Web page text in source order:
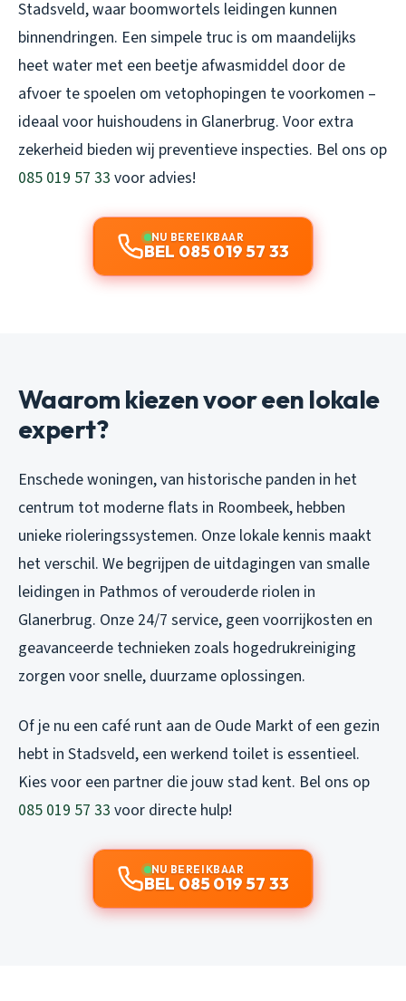
Stadsveld, waar boomwortels leidingen kunnen
binnendringen. Een simpele truc is om maandelijks
heet water met een beetje afwasmiddel door de
afvoer te spoelen om vetophopingen te voorkomen –
ideaal voor huishoudens in Glanerbrug. Voor extra
zekerheid bieden wij preventieve inspecties. Bel ons op
085 019 57 33 voor advies!
NU BEREIKBAAR
BEL 085 019 57 33
Waarom kiezen voor een lokale
expert?
Enschede woningen, van historische panden in het
centrum tot moderne flats in Roombeek, hebben
unieke rioleringssystemen. Onze lokale kennis maakt
het verschil. We begrijpen de uitdagingen van smalle
leidingen in Pathmos of verouderde riolen in
Glanerbrug. Onze 24/7 service, geen voorrijkosten en
geavanceerde technieken zoals hogedrukreiniging
zorgen voor snelle, duurzame oplossingen.
Of je nu een café runt aan de Oude Markt of een gezin
hebt in Stadsveld, een werkend toilet is essentieel.
Kies voor een partner die jouw stad kent. Bel ons op
085 019 57 33 voor directe hulp!
NU BEREIKBAAR
BEL 085 019 57 33